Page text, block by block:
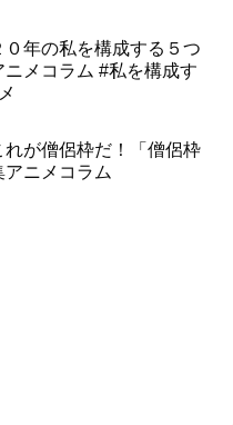
０年の私を構成する５つ
ニメコラム #私を構成す
れが僧侶枠だ！「僧侶枠
ニメコラム